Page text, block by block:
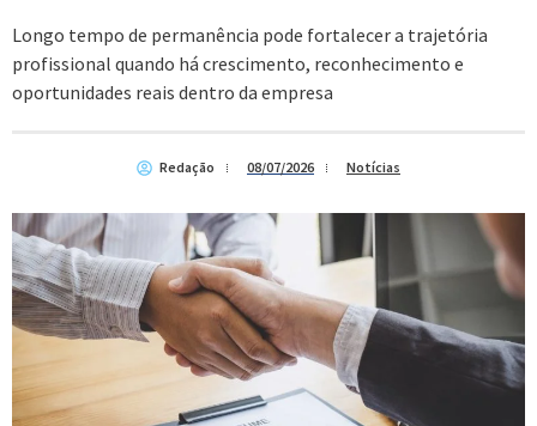
Longo tempo de permanência pode fortalecer a trajetória
profissional quando há crescimento, reconhecimento e
oportunidades reais dentro da empresa
Redação 08/07/2026 Notícias